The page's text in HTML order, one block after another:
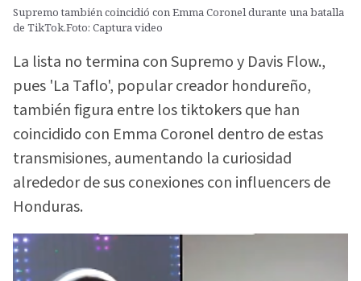
Supremo también coincidió con Emma Coronel durante una batalla
de TikTok.Foto: Captura video
La lista no termina con Supremo y Davis Flow.,
pues 'La Taflo', popular creador hondureño,
también figura entre los tiktokers que han
coincidido con Emma Coronel dentro de estas
transmisiones, aumentando la curiosidad
alrededor de sus conexiones con influencers de
Honduras.